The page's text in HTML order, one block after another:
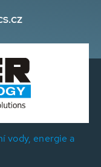
vody, energie a